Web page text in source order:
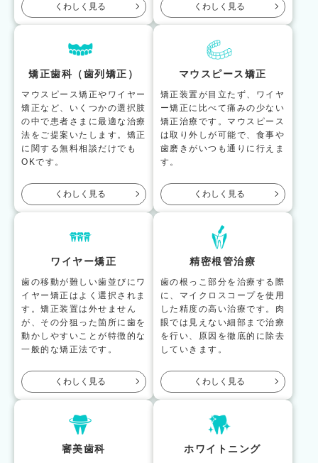
くわしく見る くわしく見る
矯正歯科（歯列矯正）
マウスピース矯正やワイヤー
矯正など、いくつかの選択肢
の中で患者さまに最適な治療
法をご提案いたします。矯正
に関する無料相談だけでも
OKです。
くわしく見る
マウスピース矯正
矯正装置が目立たず、ワイヤ
ー矯正に比べて痛みの少ない
矯正治療です。マウスピース
は取り外しが可能で、食事や
歯磨きがいつも通りに行えま
す。
くわしく見る
ワイヤー矯正
歯の移動が難しい歯並びにワ
イヤー矯正はよく選択されま
す。矯正装置は外せません
が、その分狙った箇所に歯を
動かしやすいことが特徴的な
一般的な矯正法です。
くわしく見る
精密根管治療
歯の根っこ部分を治療する際
に、マイクロスコープを使用
した精度の高い治療です。肉
眼では見えない細部まで治療
を行い、原因を徹底的に除去
していきます。
くわしく見る
審美歯科 ホワイトニング